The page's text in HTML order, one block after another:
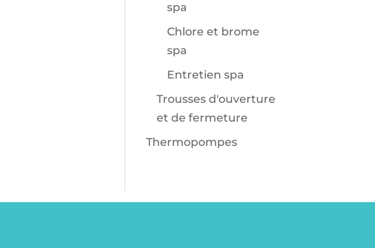
spa
Chlore et brome
spa
Entretien spa
Trousses d'ouverture
et de fermeture
Thermopompes